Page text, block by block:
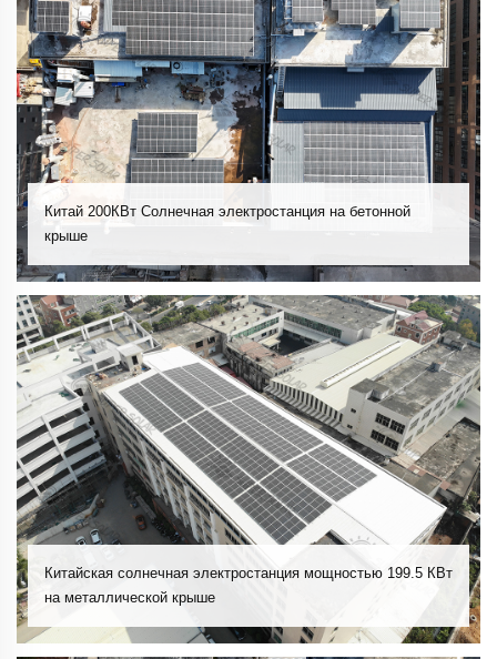
Китай 200КВт Солнечная электростанция на бетонной
крыше
Китайская солнечная электростанция мощностью 199.5 КВт
на металлической крыше